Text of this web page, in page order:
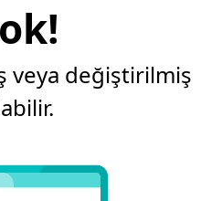
veya değiştirilmiş